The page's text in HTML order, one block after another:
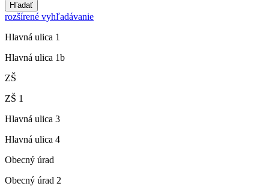
Hľadať
rozšírené vyhľadávanie
Hlavná ulica 1
Hlavná ulica 1b
ZŠ
ZŠ 1
Hlavná ulica 3
Hlavná ulica 4
Obecný úrad
Obecný úrad 2